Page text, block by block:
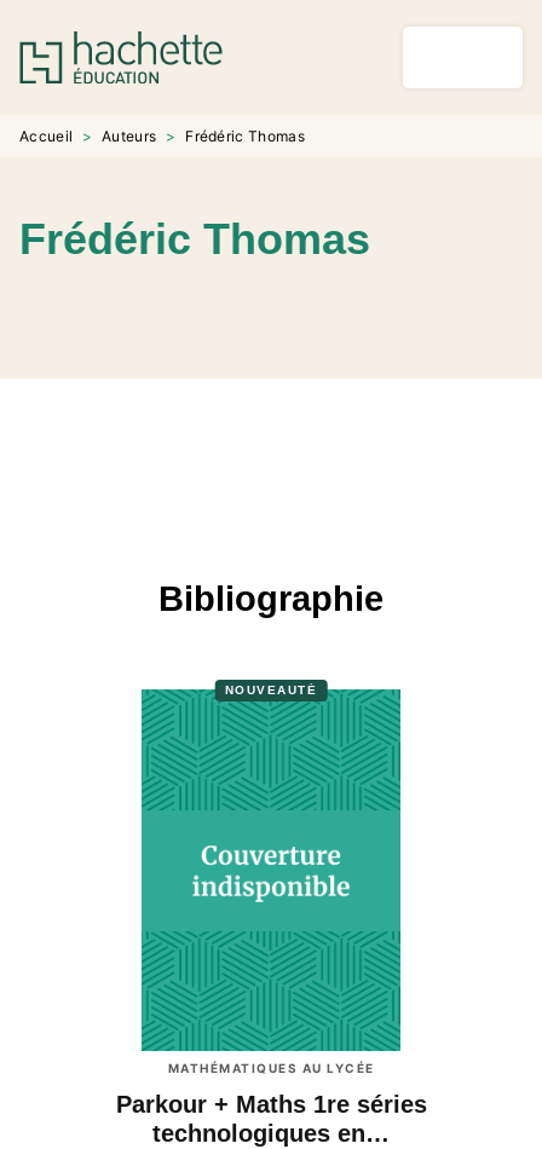
MENU RECHERCHE
PIED DE PAGE
Accueil > Auteurs > Frédéric Thomas
Frédéric Thomas
Bibliographie
NOUVEAUTÉ
MATHÉMATIQUES AU LYCÉE
Parkour + Maths 1re séries
technologiques en…